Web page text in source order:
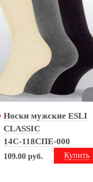
Носки мужские ESLI
CLASSIC
14С-118СПЕ-000
Купить
109.00 руб.